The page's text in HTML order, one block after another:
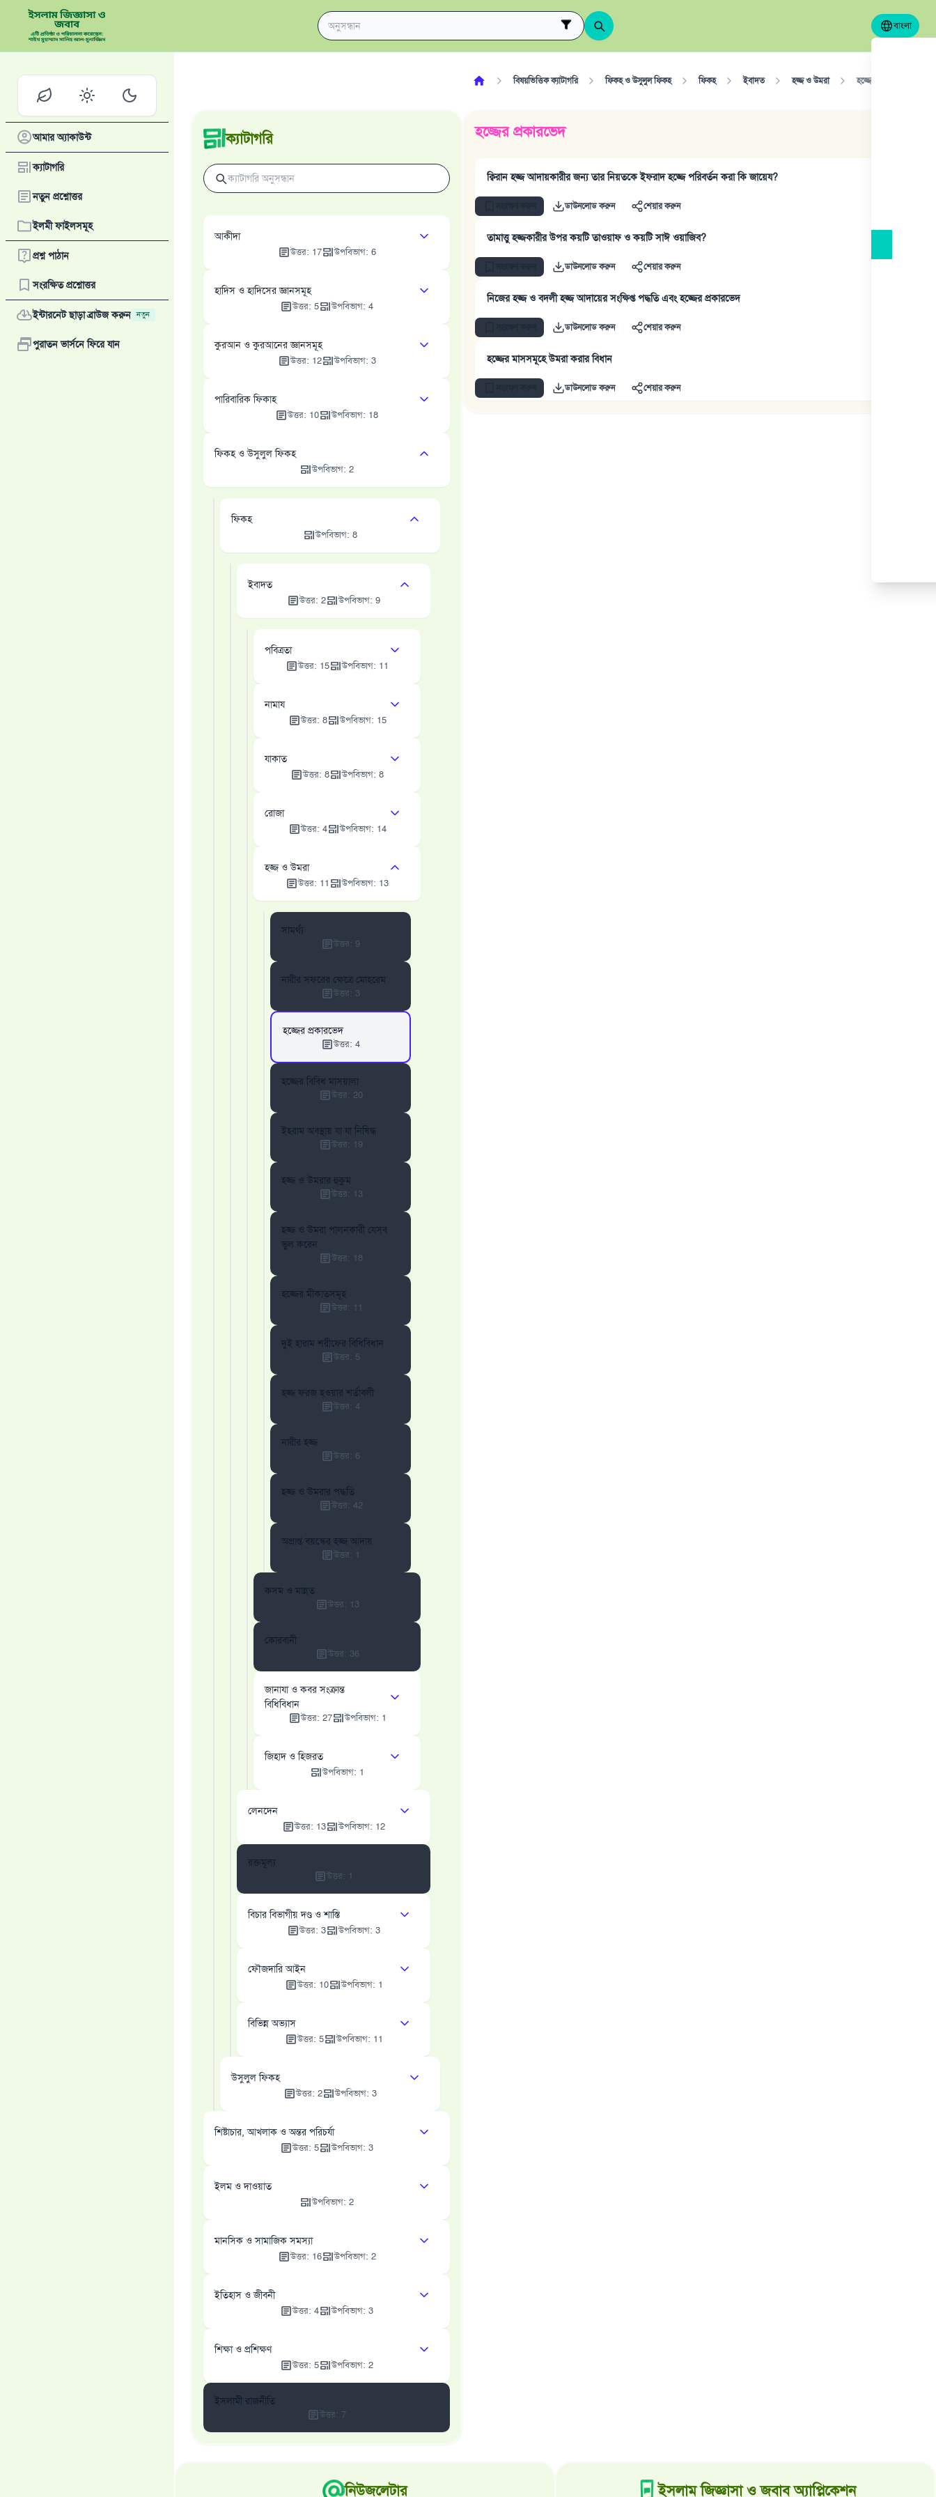
বাংলা
আমার অ্যাকাউন্ট
ক্যাটাগরি
নতুন প্রশ্নোত্তর
ইলমী ফাইলসমূহ
প্রশ্ন পাঠান
সংরক্ষিত প্রশ্নোত্তর
ইন্টারনেট ছাড়া ব্রাউজ করুন নতুন
পুরাতন ভার্সনে ফিরে যান
ক্যাটাগরি
আকীদা
উত্তর: 17 উপবিভাগ: 6
হাদিস ও হাদিসের জ্ঞানসমূহ
উত্তর: 5 উপবিভাগ: 4
কুরআন ও কুরআনের জ্ঞানসমূহ
উত্তর: 12 উপবিভাগ: 3
পারিবারিক ফিকাহ
উত্তর: 10 উপবিভাগ: 18
ফিকহ ও উসুলুল ফিকহ
উপবিভাগ: 2
ফিকহ
উপবিভাগ: 8
ইবাদত
উত্তর: 2 উপবিভাগ: 9
পবিত্রতা
উত্তর: 15 উপবিভাগ: 11
নামায
উত্তর: 8 উপবিভাগ: 15
যাকাত
উত্তর: 8 উপবিভাগ: 8
রোজা
উত্তর: 4 উপবিভাগ: 14
হজ্জ ও উমরা
উত্তর: 11 উপবিভাগ: 13
সামর্থ্য
উত্তর: 9
নারীর সফরের ক্ষেত্রে মোহরেম
উত্তর: 3
হজ্জের প্রকারভেদ
উত্তর: 4
হজ্জের বিবিধ মাসয়ালা
উত্তর: 20
ইহরাম অবস্থায় যা যা নিষিদ্ধ
উত্তর: 19
হজ্জ ও উমরার হুকুম
উত্তর: 13
হজ্জ ও উমরা পালনকারী যেসব
ভুল করেন
উত্তর: 18
হজ্জের মীকাতসমূহ
উত্তর: 11
দুই হারাম শরীফের বিধিবিধান
উত্তর: 5
হজ্জ ফরজ হওয়ার শর্তাবলী
উত্তর: 4
নারীর হজ্জ
উত্তর: 6
হজ্জ ও উমরার পদ্ধতি
উত্তর: 42
অপ্রাপ্ত বয়স্কের হজ্জ আদায়
উত্তর: 1
কসম ও মান্নত
উত্তর: 13
কোরবানী
উত্তর: 36
জানাযা ও কবর সংক্রান্ত
বিধিবিধান
উত্তর: 27 উপবিভাগ: 1
জিহাদ ও হিজরত
উপবিভাগ: 1
লেনদেন
উত্তর: 13 উপবিভাগ: 12
রক্তমূল্য
উত্তর: 1
বিচার বিভাগীয় দণ্ড ও শাস্তি
উত্তর: 3 উপবিভাগ: 3
ফৌজদারি আইন
উত্তর: 10 উপবিভাগ: 1
বিভিন্ন অভ্যাস
উত্তর: 5 উপবিভাগ: 11
উসুলুল ফিকহ
উত্তর: 2 উপবিভাগ: 3
শিষ্টাচার, আখলাক ও অন্তর পরিচর্যা
উত্তর: 5 উপবিভাগ: 3
ইলম ও দাওয়াত
উপবিভাগ: 2
মানসিক ও সামাজিক সমস্যা
উত্তর: 16 উপবিভাগ: 2
ইতিহাস ও জীবনী
উত্তর: 4 উপবিভাগ: 3
শিক্ষা ও প্রশিক্ষণ
উত্তর: 5 উপবিভাগ: 2
ইসলামী রাজনীতি
উত্তর: 7
বিষয়ভিত্তিক ক্যাটাগরি ফিকহ ও উসুলুল ফিকহ ফিকহ ইবাদত হজ্জ ও উমরা হজ্জের প্রকারভেদ
হজ্জের প্রকারভেদ
ক্বিরান হজ্জ আদায়কারীর জন্য তার নিয়তকে ইফরাদ হজ্জে পরিবর্তন করা কি জায়েয?
ডাউনলোড করুন শেয়ার করুন
তামাত্তু হজ্জকারীর উপর কয়টি তাওয়াফ ও কয়টি সাঈ ওয়াজিব?
ডাউনলোড করুন শেয়ার করুন
নিজের হজ্জ ও বদলী হজ্জ আদায়ের সংক্ষিপ্ত পদ্ধতি এবং হজ্জের প্রকারভেদ
ডাউনলোড করুন শেয়ার করুন
হজ্জের মাসসমূহে উমরা করার বিধান
ডাউনলোড করুন শেয়ার করুন
নিউজলেটার ইসলাম জিজ্ঞাসা ও জবাব অ্যাপ্লিকেশন
উত্তর নম্বর ১১০৮৪৫ একটি বিবাহ রক্ষা করেছিল।
রাসূল সাল্লাল্লাহু আলাইহি ওয়া সাল্লাম বলেছেন
যে ব্যক্তি সৎ কর্মের পথ দেখাবে সে সৎকর্মকারীর সমান সওয়াব পাবে